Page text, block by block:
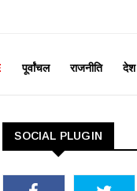
पूर्वांचल राजनीति देश
SOCIAL PLUGIN